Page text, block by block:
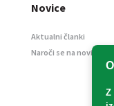
Z
Novice
Aktualni članki
Naroči se na novice